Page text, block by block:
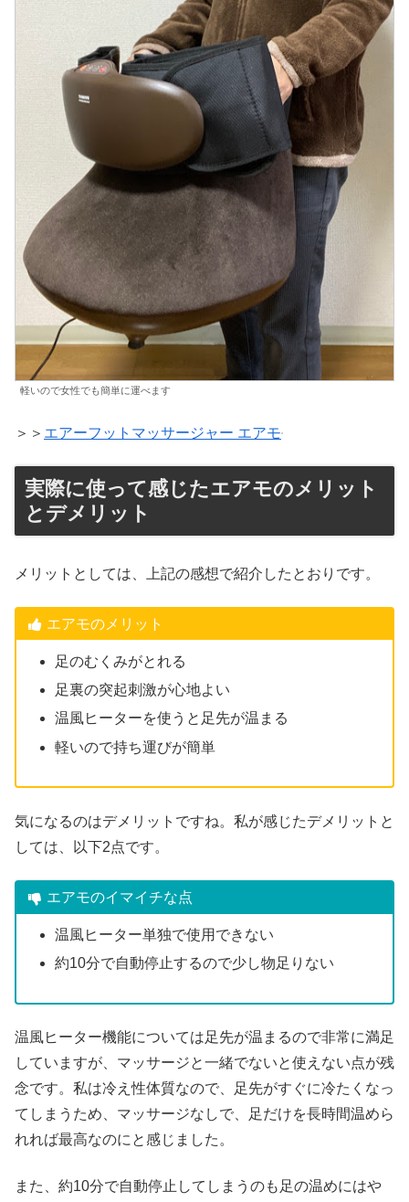
軽いので女性でも簡単に運べます
＞＞ エアーフットマッサージャー エアモ
実際に使って感じたエアモのメリット
とデメリット
メリットとしては、上記の感想で紹介したとおりです。
エアモのメリット
足のむくみがとれる
足裏の突起刺激が心地よい
温風ヒーターを使うと足先が温まる
軽いので持ち運びが簡単
気になるのはデメリットですね。私が感じたデメリットと
しては、以下2点です。
エアモのイマイチな点
温風ヒーター単独で使用できない
約10分で自動停止するので少し物足りない
温風ヒーター機能については足先が温まるので非常に満足
していますが、マッサージと一緒でないと使えない点が残
念です。私は冷え性体質なので、足先がすぐに冷たくなっ
てしまうため、マッサージなしで、足だけを長時間温めら
れれば最高なのにと感じました。
また、約10分で自動停止してしまうのも足の温めにはや